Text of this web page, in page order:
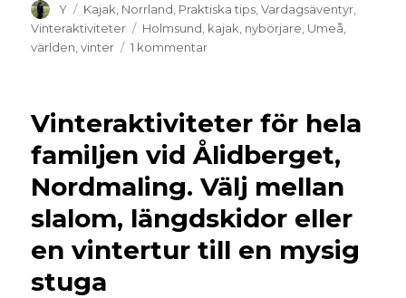
Y Kajak Norrland Praktiska tips ,Vardagsäventyr
Vinteraktiviteter
Holmsund kajak nybörjare Umeå
världen ,vinter 1 kommentar
Vinteraktiviteter för hela
familjen vid Ålidberget,
Nordmaling. Välj mellan
slalom, längdskidor eller
en vintertur till en mysig
stuga